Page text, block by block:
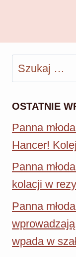
Szukaj:
OSTATNIE
Panna
Hancer!
Panna
kolacji w
Panna
wpada w